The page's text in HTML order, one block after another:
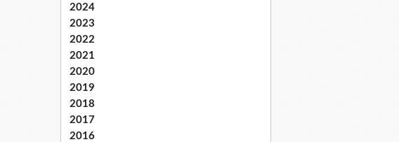
2024
2023
2022
2021
2020
2019
2018
2017
2016